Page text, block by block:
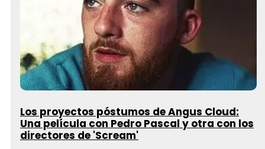
Los proyectos póstumos de Angus Cloud:
Una película con Pedro Pascal y otra con los
directores de 'Scream'